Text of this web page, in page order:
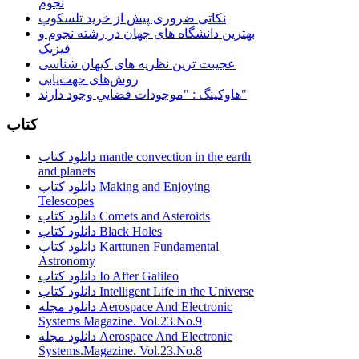
نکاتی ضروری پیش از خرید تلسکوپ
بهترین دانشگاه های جهان در رشته نجوم و
فیزیک
عجیبت ترین نظریه های کیهان شناسی
روش‌های جهت‌یابی
هاوكينگ : "موجودات فضايي وجود دارند"
کتاب
دانلود کتاب mantle convection in the earth
and planets
دانلود کتاب Making and Enjoying
Telescopes
دانلود کتاب Comets and Asteroids
دانلود کتاب Black Holes
دانلود کتاب Karttunen Fundamental
Astronomy
دانلود کتاب Io After Galileo
دانلود کتاب Intelligent Life in the Universe
دانلود مجله Aerospace And Electronic
Systems Magazine. Vol.23.No.9
دانلود مجله Aerospace And Electronic
Systems.Magazine. Vol.23.No.8